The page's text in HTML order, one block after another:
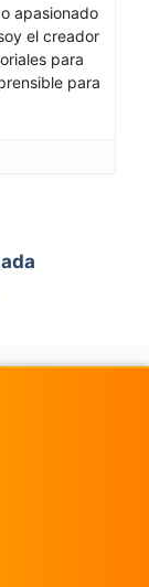
apasionado
el creador
para
para